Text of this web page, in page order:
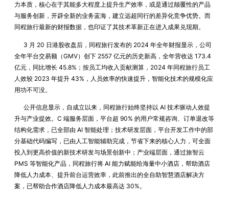
力本质，核心在于其能多大程度上提升生产效率，或是通过颠覆性的产品
与服务创新，开辟全新的业务蓝海，建立远超同行的差异化竞争优势。而
同程旅行最新的财报数据，也印证了其技术革新正在进入成果兑现期。
3 月 20 日港股收盘后，同程旅行发布的 2024 年全年财报显示，公司
全年平台交易额（GMV）创下 2557 亿元的历史新高，全年营收达 173.4
亿元，同比增长 45.8%；按员工均收入贡献测算，2024 年同程旅行员工
人效较 2023 年提升 43%，人员效率的快速提升，智能化技术的规模化应
用功不可没。
公开信息显示，自成立以来，同程旅行始终坚持以 AI 技术驱动人效提
升与产业提效。C 端服务层面，平台超 90% 的用户常规咨询、订单退改等
结构化需求，已全部由 AI 智能处理；技术研发层面，平台开发工作中的部
分基础代码编写，已由人工智能辅助完成，节省下来的核心人力，可全面
投入到更高价值的新技术研发与场景创新中；产业端层面，通过旅智云
PMS 等智能化产品，同程旅行将 AI 能力赋能给海量中小酒店，帮助酒店
降低人力成本、提升前台运营效率，此前推出的全自助智慧酒店解决方
案，已帮助合作酒店降低人力成本最高达 30%。